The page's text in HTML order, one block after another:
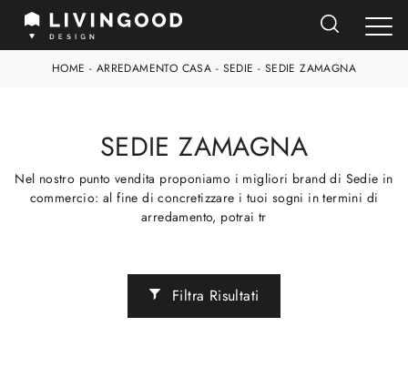
HOME - ARREDAMENTO CASA - SEDIE - SEDIE ZAMAGNA
SEDIE ZAMAGNA
Nel nostro punto vendita proponiamo i migliori brand di Sedie in
commercio: al fine di concretizzare i tuoi sogni in termini di
arredamento, potrai tr
Filtra Risultati